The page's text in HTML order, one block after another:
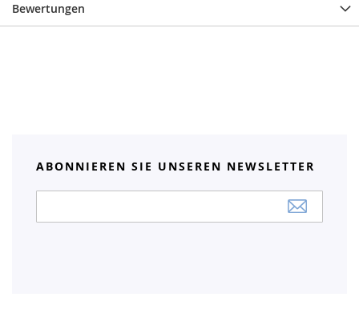
Bewertungen
ABONNIEREN SIE UNSEREN NEWSLETTER
Newsletter: